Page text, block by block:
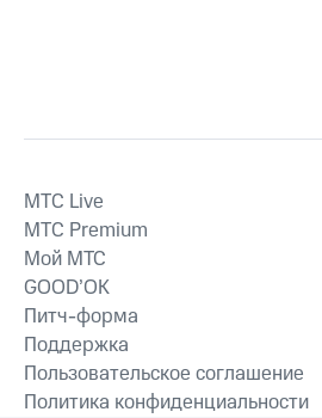
MTС Live
MTС Premium
Мой МТС
GOOD’OK
Питч-форма
Поддержка
Пользовательское соглашение
Политика конфиденциальности